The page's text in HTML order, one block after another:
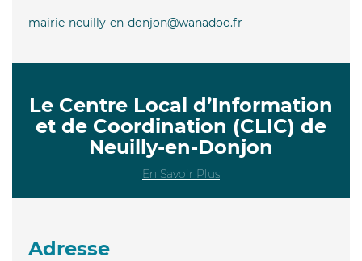
mairie-neuilly-en-donjon@wanadoo.fr
Le Centre Local d’Information
et de Coordination (CLIC) de
Neuilly-en-Donjon
En Savoir Plus
Adresse